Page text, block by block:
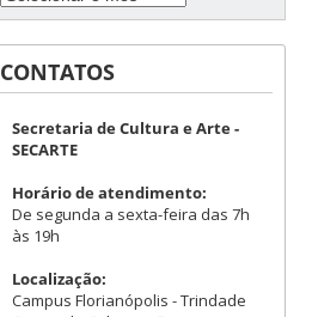
CONTATOS
Secretaria de Cultura e Arte -
SECARTE
Horário de atendimento:
De segunda a sexta-feira das 7h
às 19h
Localização:
Campus Florianópolis - Trindade